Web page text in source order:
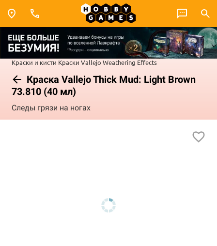
Краски и кисти Краски Vallejo Weathering Effects
Краска Vallejo Thick Mud: Light Brown
73.810 (40 мл)
Следы грязи на ногах